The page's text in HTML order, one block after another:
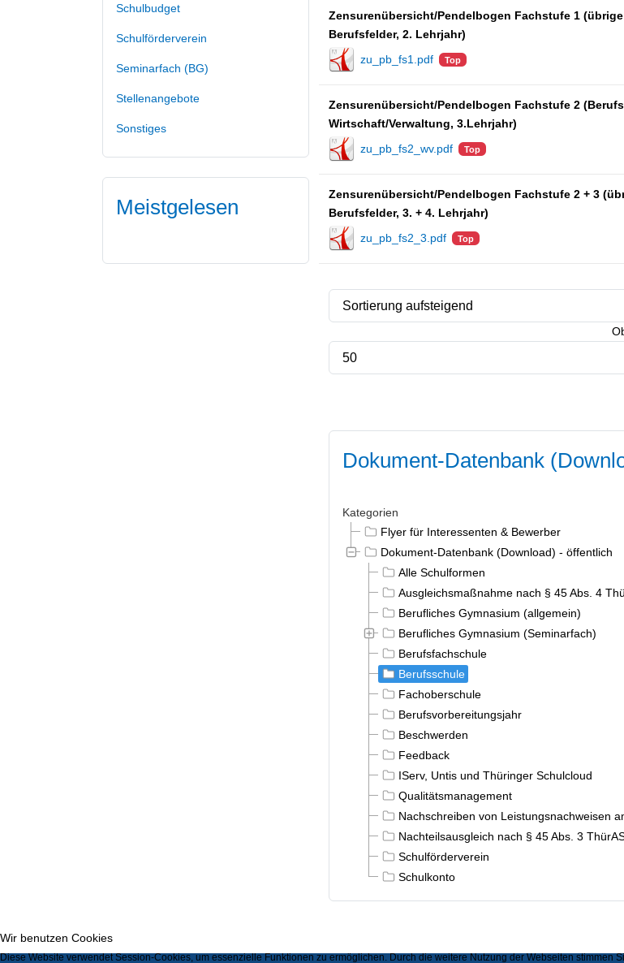
Schulbudget
Schulförderverein
Seminarfach (BG)
Stellenangebote
Sonstiges
Meistgelesen
Zensurenübersicht/Pendelbogen Fachstufe 1 (übrige
Berufsfelder, 2. Lehrjahr)
zu_pb_fs1.pdf
Top
Zensurenübersicht/Pendelbogen Fachstufe 2
Wirtschaft/Verwaltung, 3.Lehrjahr)
zu_pb_fs2_wv.pdf
Top
Zensurenübersicht/Pendelbogen Fachstufe 2 + 3
Berufsfelder, 3. + 4. Lehrjahr)
zu_pb_fs2_3.pdf
Top
Dokument-Datenbank
Kategorien
Flyer für Interessenten & Bewerber
Dokument-Datenbank (Download) - öffentlich
Alle Schulformen
Ausgleichsmaßnahme nach § 45 Abs. 4
Berufliches Gymnasium (allgemein)
Berufliches Gymnasium (Seminarfach)
Berufsfachschule
Berufsschule
Fachoberschule
Berufsvorbereitungsjahr
Beschwerden
Feedback
IServ, Untis und Thüringer Schulcloud
Qualitätsmanagement
Nachschreiben von Leistungsnachweisen
Nachteilsausgleich nach § 45 Abs. 3
Schulförderverein
Schulkonto
Wir benutzen Cookies
Diese Website verwendet Session-Cookies, um essenzielle Funktionen zu ermöglichen. Durch die weitere Nutzung der Webseiten